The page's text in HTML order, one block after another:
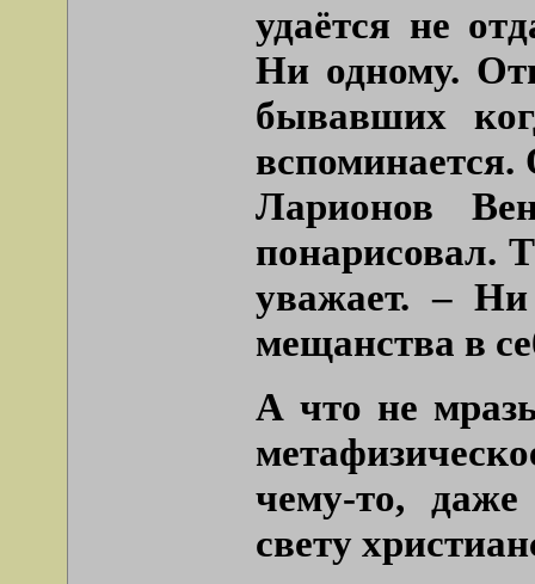
удаётся не
Ни одному.
бывавших
вспоминается.
Ларионов
понарисовал.
уважает. – Ни
мещанства в
А что не
чему-то,
свету